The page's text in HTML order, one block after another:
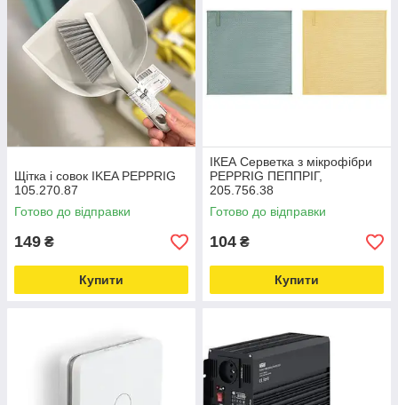
Щітка і совок IKEA PEPPRIG
105.270.87
Готово до відправки
149 ₴
Купити
ІКЕА Серветка з мікрофібри
PEPPRIG ПЕППРІГ,
205.756.38
Готово до відправки
104 ₴
Купити